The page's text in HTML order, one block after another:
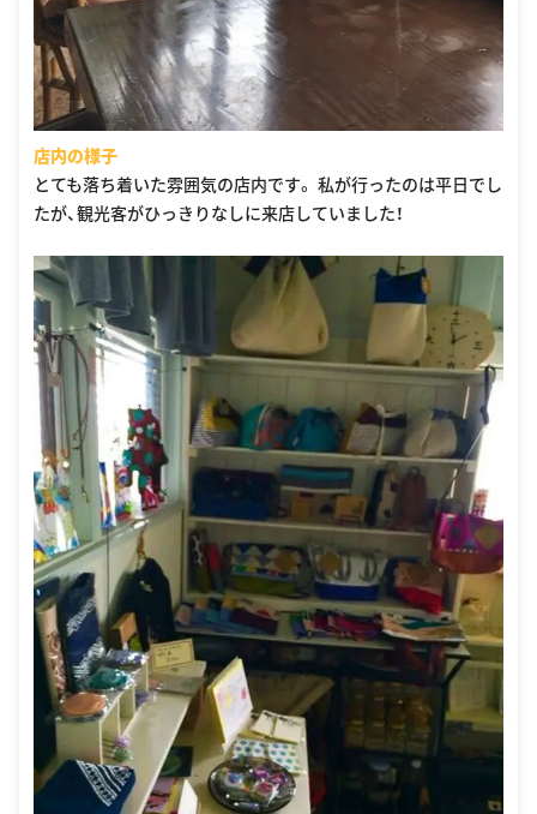
店内の様子
とても落ち着いた雰囲気の店内です。 私が行ったのは平日でし
たが、観光客がひっきりなしに来店していました！